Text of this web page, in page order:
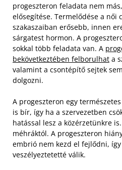
progeszteron feladata nem
elősegítése. Termelődése a női
szakaszaiban erősebb, innen
sárgatest hormon. A
sokkal több feladata van. A
bekövetkeztében felborulhat a
valamint a csontépítő sejtek
dolgozni.
A progeszteron egy
is bír, így ha a szervezetben
hatással lesz a közérzetünkre
méhráktól. A progeszteron
embrió nem kezd el fejlődni,
veszélyeztetetté válik.